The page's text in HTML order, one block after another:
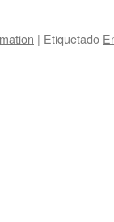
| Etiquetado